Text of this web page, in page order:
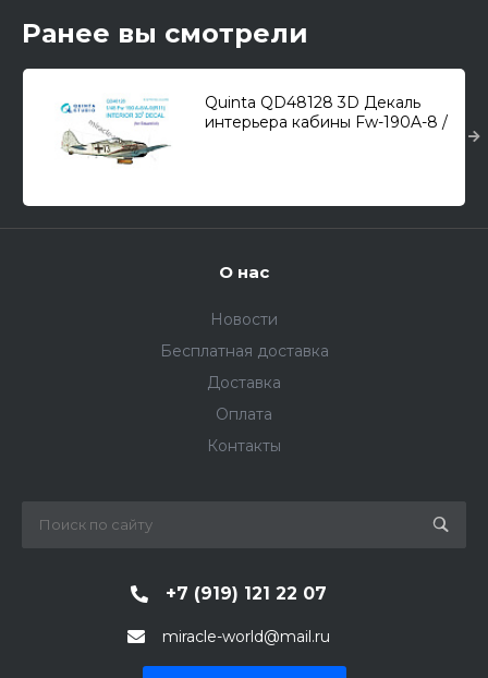
Ранее вы смотрели
Quinta QD48128 3D Декаль
интерьера кабины Fw-190A-8 /
О нас
Новости
Бесплатная доставка
Доставка
Оплата
Контакты
+7 (919) 121 22 07
miracle-world@mail.ru